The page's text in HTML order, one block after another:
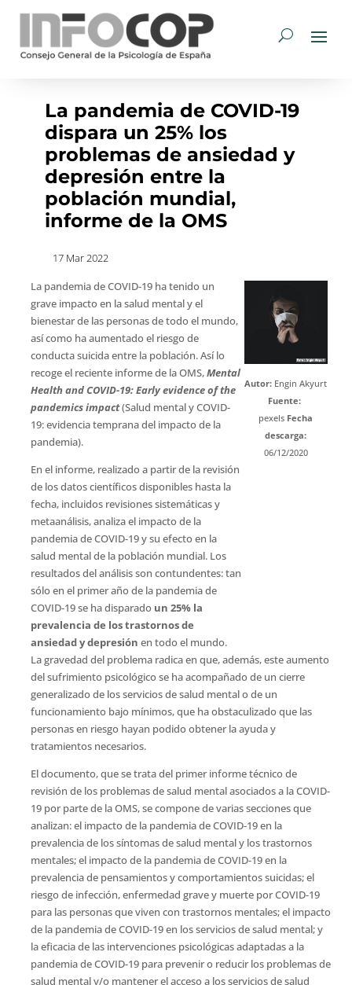
La pandemia de COVID-19
dispara un 25% los
problemas de ansiedad y
depresión entre la
población mundial,
informe de la OMS
17 Mar 2022
La pandemia de COVID-19 ha tenido un
grave impacto en la salud mental y el
bienestar de las personas de todo el mundo,
así como ha aumentado el riesgo de
conducta suicida entre la población. Así lo
recoge el reciente informe de la OMS,Mental
Health and COVID-19: Early evidence of the
pandemics impact(Salud mental y COVID-
19: evidencia temprana del impacto de la
pandemia).
En el informe, realizado a partir de la revisión
de los datos científicos disponibles hasta la
fecha, incluidos revisiones sistemáticas y
metaanálisis, analiza el impacto de la
pandemia de COVID-19 y su efecto en la
salud mental de la población mundial. Los
resultados del análisis son contundentes: tan
sólo en el primer año de la pandemia de
COVID-19 se ha disparado un 25% la
prevalencia de los trastornos de
ansiedad y depresión en todo el mundo.
Autor: Engin Akyurt
Fuente:
pexels Fecha
descarga:
06/12/2020
La gravedad del problema radica en que, además, este aumento
del sufrimiento psicológico se ha acompañado de un cierre
generalizado de los servicios de salud mental o de un
funcionamiento bajo mínimos, que ha obstaculizado que las
personas en riesgo hayan podido obtener la ayuda y
tratamientos necesarios.
El documento, que se trata del primer informe técnico de
revisión de los problemas de salud mental asociados a la COVID-
19 por parte de la OMS, se compone de varias secciones que
analizan: el impacto de la pandemia de COVID-19 en la
prevalencia de los síntomas de salud mental y los trastornos
mentales; el impacto de la pandemia de COVID-19 en la
prevalencia de pensamientos y comportamientos suicidas; el
riesgo de infección, enfermedad grave y muerte por COVID-19
para las personas que viven con trastornos mentales; el impacto
de la pandemia de COVID-19 en los servicios de salud mental; y
la eficacia de las intervenciones psicológicas adaptadas a la
pandemia de COVID-19 para prevenir o reducir los problemas de
salud mental y/o mantener el acceso a los servicios de salud